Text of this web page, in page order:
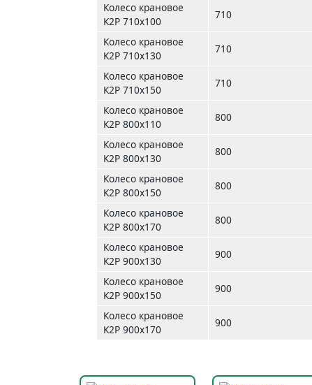
Колесо крановое
К2Р 710х100
710
Колесо крановое
К2Р 710х130
710
Колесо крановое
К2Р 710х150
710
Колесо крановое
К2Р 800х110
800
Колесо крановое
К2Р 800х130
800
Колесо крановое
К2Р 800х150
800
Колесо крановое
К2Р 800х170
800
Колесо крановое
К2Р 900х130
900
Колесо крановое
К2Р 900х150
900
Колесо крановое
К2Р 900х170
900